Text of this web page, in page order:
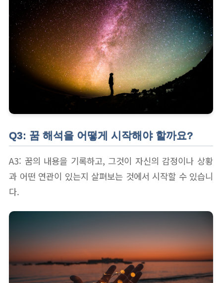
Q3: 꿈 해석을 어떻게 시작해야 할까요?
A3: 꿈의 내용을 기록하고, 그것이 자신의 감정이나 상황
과 어떤 연관이 있는지 살펴보는 것에서 시작할 수 있습니
다.